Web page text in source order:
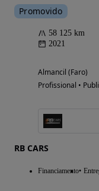
Promovido
58 125 km
2021
Almancil (Faro)
Profissional •
RB CARS
Financiamento